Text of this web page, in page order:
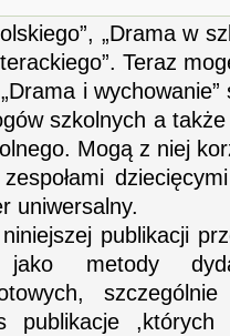
„Drama w
Teraz
i
szkolnych a
Mogą z niej
uniwersalny.
publikacji
metody
publikacje ,których